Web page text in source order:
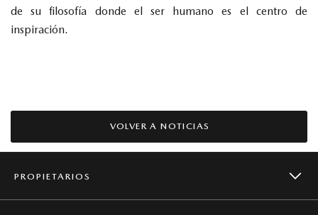
de su filosofía donde el ser humano es el centro de
inspiración.
VOLVER A NOTICIAS
PROPIETARIOS